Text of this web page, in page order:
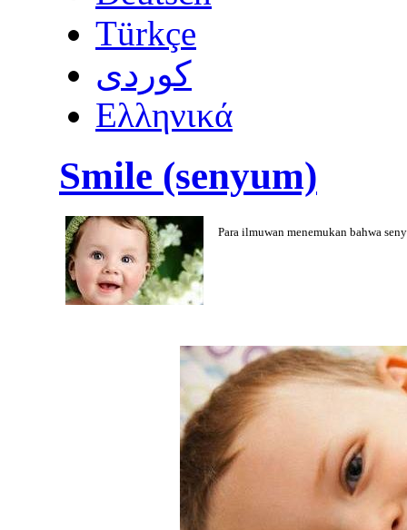
Türkçe
كوردى
Ελληνικά
Smile (senyum)
Para ilmuwan menemukan bahwa